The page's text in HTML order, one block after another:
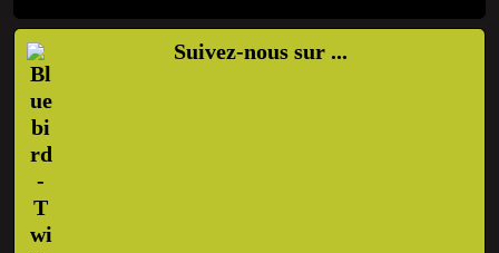
Suivez-nous sur ...